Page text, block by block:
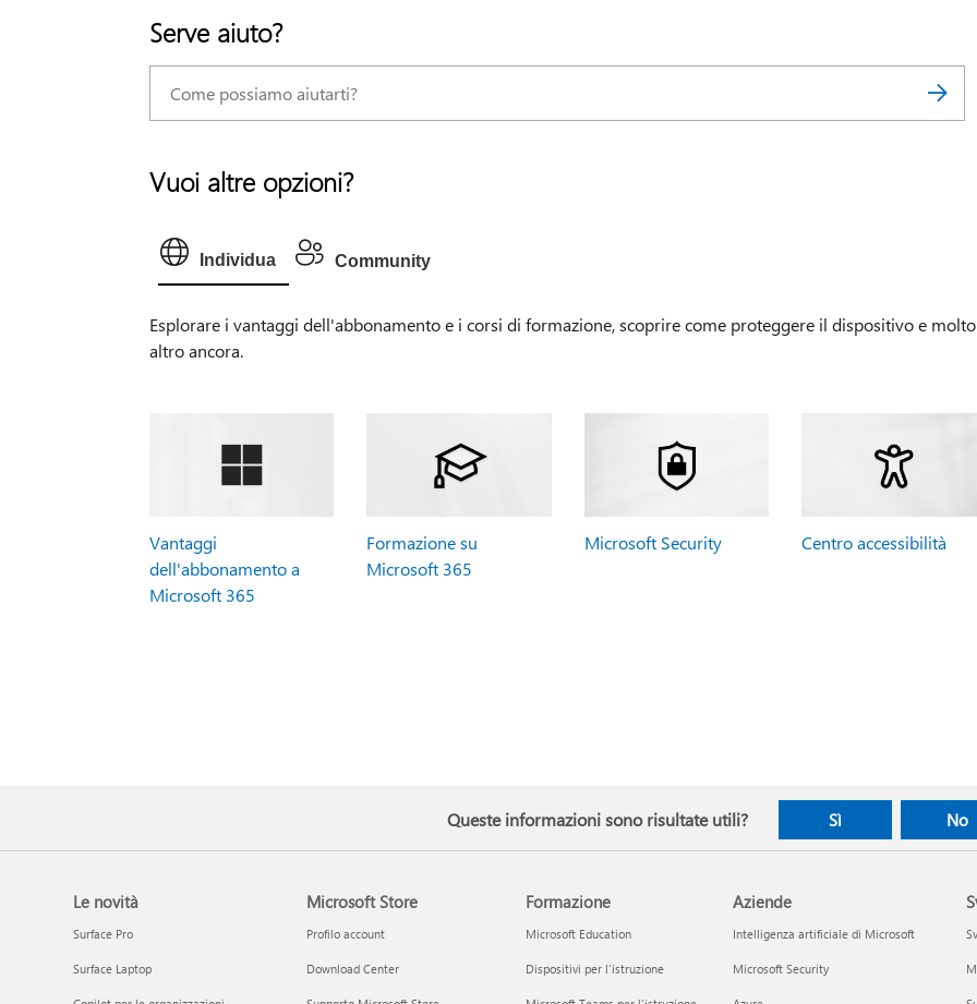
Serve aiuto?
Vuoi altre opzioni?
Individua Community
Esplorare i vantaggi dell'abbonamento e i corsi di formazione, scoprire come proteggere il dispositivo e molto
altro ancora.
Vantaggi
dell'abbonamento a
Microsoft 365
Formazione su
Microsoft 365
Microsoft Security Centro accessibilità
Queste informazioni sono risultate utili? Sì No
Le novità
Surface Pro
Surface Laptop
Microsoft Store
Profilo account
Download Center
Formazione
Microsoft Education
Dispositivi per l'istruzione
Aziende
Intelligenza artificiale di Microsoft
Microsoft Security